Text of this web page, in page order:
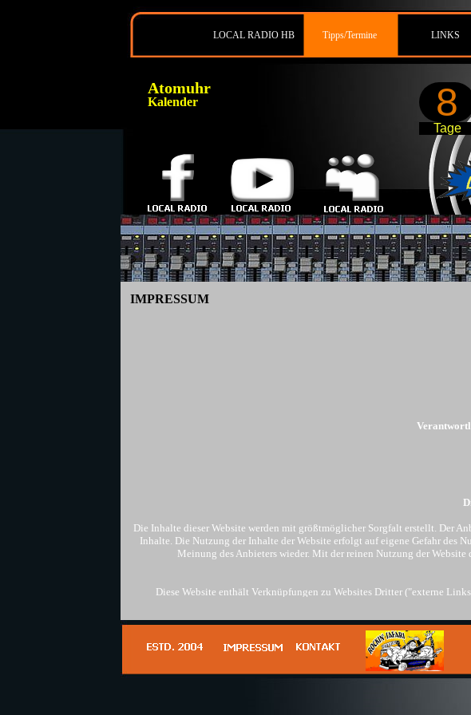
8
Tage
Atomuhr
Kalender
LOCAL RADIO HB Tipps/Termine LINKS
IMPRESSUM
Die Inhalte dieser Website werden mit größtmöglicher Sorgfalt erstellt. Der
Inhalte. Die Nutzung der Inhalte der Website erfolgt auf eigene Gefahr des
Meinung des Anbieters wieder. Mit der reinen Nutzung der
Diese Website enthält Verknüpfungen zu Websites Dritter ("externe
keinerlei Einfluss auf die aktuelle und zukünftige Gestaltung und auf die
Verweis oder Link liegenden Inhalte zu Eigen macht. Eine ständige
Kenntnis von
§
Die auf dieser Website veröffentlichten Inhalte unterliegen dem deutschen